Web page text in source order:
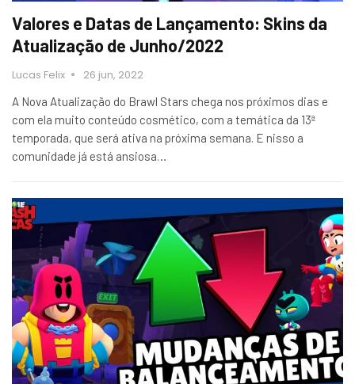
Valores e Datas de Lançamento: Skins da
Atualização de Junho/2022
Lucas Felix 26 jun, 2022
A Nova Atualização do Brawl Stars chega nos próximos dias e
com ela muito conteúdo cosmético, com a temática da 13ª
temporada, que será ativa na próxima semana. E nisso a
comunidade já está ansiosa…